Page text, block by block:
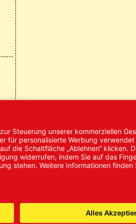
© 2024 Promed
Vertriebsgesellschaft mbH | Alle